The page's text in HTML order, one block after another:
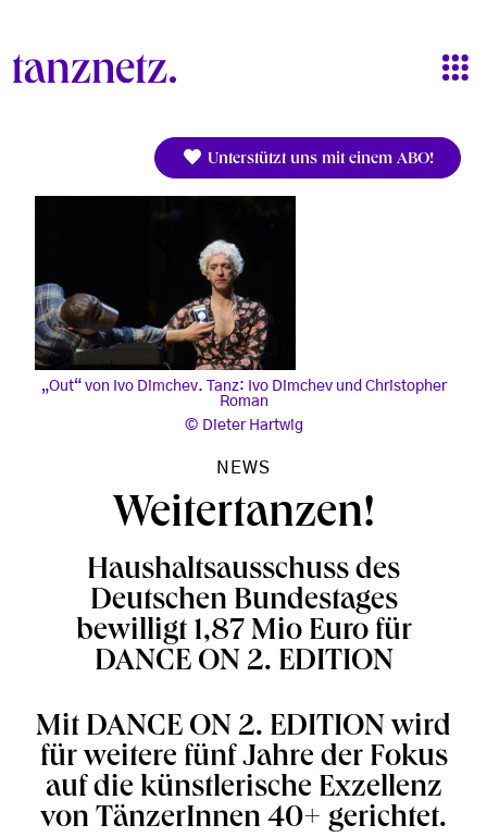
Unterstützt uns mit einem ABO!
„Out“ von Ivo Dimchev. Tanz: Ivo Dimchev und Christopher
Roman
Dieter Hartwig
NEWS
Weitertanzen!
Haushaltsausschuss des
Deutschen Bundestages
bewilligt 1,87 Mio Euro für
DANCE ON 2. EDITION
Mit DANCE ON 2. EDITION wird
für weitere fünf Jahre der Fokus
auf die künstlerische Exzellenz
von TänzerInnen 40+ gerichtet.